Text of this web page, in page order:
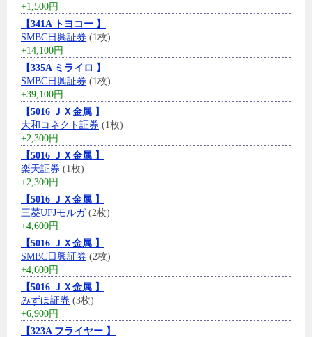
+1,500円
【341A トヨコー 】
SMBC日興証券 (1枚)
+14,100円
【335A ミライロ 】
SMBC日興証券 (1枚)
+39,100円
【5016 ＪＸ金属 】
大和コネクト証券 (1枚)
+2,300円
【5016 ＪＸ金属 】
楽天証券 (1枚)
+2,300円
【5016 ＪＸ金属 】
三菱UFJモルガ(2枚)
+4,600円
【5016 ＪＸ金属 】
SMBC日興証券 (2枚)
+4,600円
【5016 ＪＸ金属 】
みずほ証券 (3枚)
+6,900円
【323A フライヤー 】